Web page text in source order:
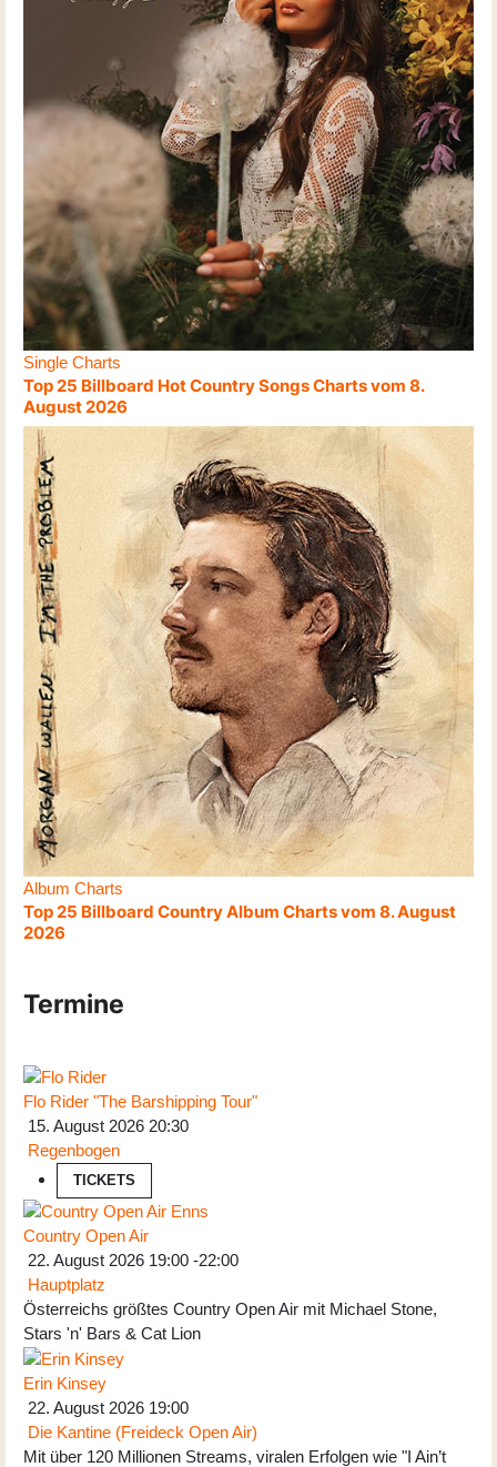
Single Charts
Top 25 Billboard Hot Country Songs Charts vom 8.
August 2026
Album Charts
Top 25 Billboard Country Album Charts vom 8. August
2026
Termine
Flo Rider "The Barshipping Tour"
15. August 2026 20:30
Regenbogen
TICKETS
Country Open Air
22. August 2026 19:00 -22:00
Hauptplatz
Österreichs größtes Country Open Air mit Michael Stone,
Stars 'n' Bars & Cat Lion
Erin Kinsey
22. August 2026 19:00
Die Kantine (Freideck Open Air)
Mit über 120 Millionen Streams, viralen Erfolgen wie "I Ain’t